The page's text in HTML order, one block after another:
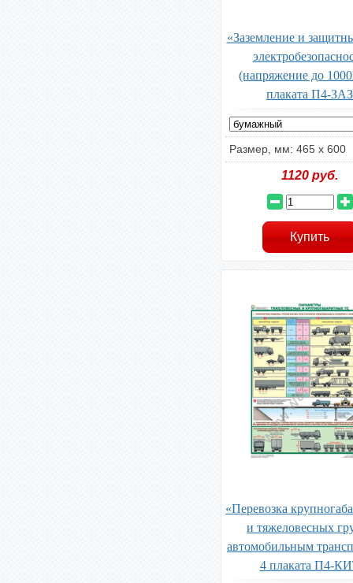
«Заземление и
(напряжение до
плаката П4-ЗАЗ
Размер, мм: 465 х 600
1120 руб.
«Перевозка
и тяжеловесных
автомобильным
4 плаката П4-